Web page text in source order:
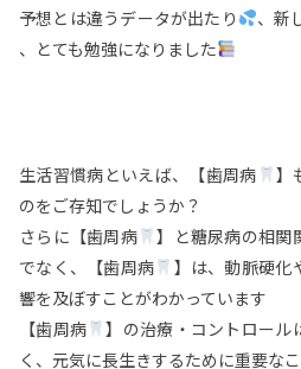
予想とは違うデータが出たり
、新
、とても勉強になりました
生活習慣病といえば、【歯周病
】
のをご存知でしょうか？
さらに【歯周病
】と糖尿病の相関
でなく、【歯周病
】は、動脈硬化
響を及ぼすことがわかっています
【歯周病
】の治療・コントロール
く、元気に長生きするために重要な